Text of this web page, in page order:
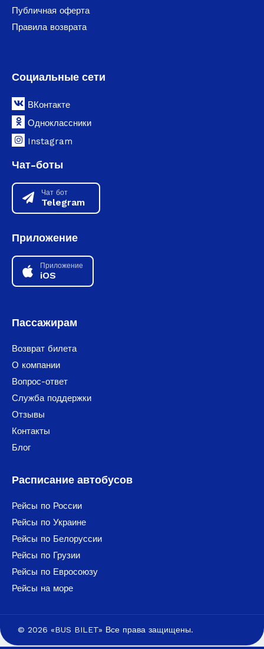
Публичная оферта
Правила возврата
Социальные сети
ВКонтакте
Одноклассники
Instagram
Чат-боты
Чат бот
Telegram
Приложение
Приложение
iOS
Пассажирам
Возврат билета
О компании
Вопрос-ответ
Служба поддержки
Отзывы
Контакты
Блог
Расписание автобусов
Рейсы по России
Рейсы по Украине
Рейсы по Белоруссии
Рейсы по Грузии
Рейсы по Евросоюзу
Рейсы на море
© 2026 «BUS BILET» Все права защищены.